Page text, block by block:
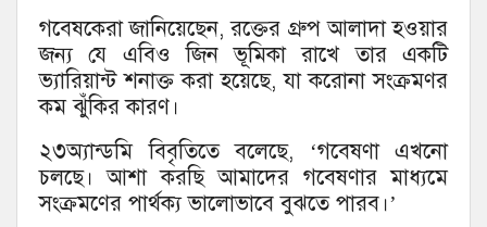
গবেষকেরা জানিয়েছেন, রক্তের গ্রুপ আলাদা হওয়ার
জন্য যে এবিও জিন ভূমিকা রাখে তার একটি
ভ্যারিয়ান্ট শনাক্ত করা হয়েছে, যা করোনা সংক্রমণর
কম ঝুঁকির কারণ।
২৩অ্যান্ডমি বিবৃতিতে বলেছে, ‘গবেষণা এখনো
চলছে। আশা করছি আমাদের গবেষণার মাধ্যমে
সংক্রমণের পার্থক্য ভালোভাবে বুঝতে পারব।’